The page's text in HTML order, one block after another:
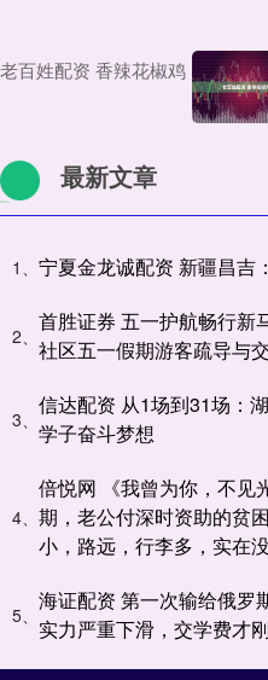
老百姓配资 香辣花椒鸡
最新文章
1、 宁夏金龙诚配资 新疆昌吉
2、
首胜证券 五一护航畅行
社区五一假期游客疏导与
3、
信达配资 从1场到31场：
学子奋斗梦想
4、
倍悦网 《我曾为你，不见
期，老公付深时资助的贫
小，路远，行李多，实在
5、
海证配资 第一次输给俄罗
实力严重下滑，交学费才